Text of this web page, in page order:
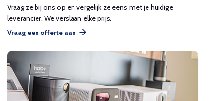
Vraag ze bij ons op en vergelijk ze eens met je huidige
leverancier. We verslaan elke prijs.
Vraag een offerte aan